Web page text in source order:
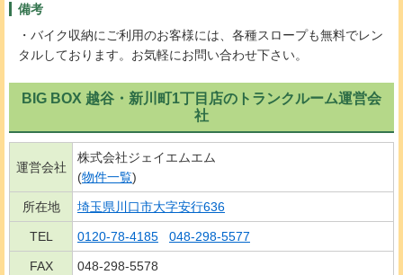
備考
・バイク収納にご利用のお客様には、各種スロープも無料でレン
タルしております。お気軽にお問い合わせ下さい。
BIG BOX 越谷・新川町1丁目店のトランクルーム運営会
社
運営会社
株式会社ジェイエムエム
(物件一覧)
所在地 埼玉県川口市大字安行636
TEL 0120-78-4185 048-298-5577
FAX 048-298-5578